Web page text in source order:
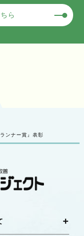
ら
ンナー賞』表彰